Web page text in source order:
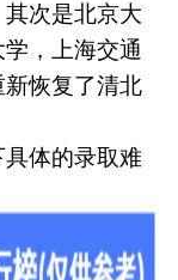
次是北京大
，上海交通
恢复了清北
体的录取难